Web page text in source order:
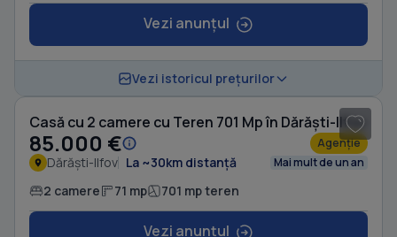
Vezi anunțul
Vezi istoricul prețurilor
Casă cu 2 camere cu Teren 701 Mp în Dărăști-Ilfov
85.000 € Agenție
Dărăști-Ilfov La ~30km distanță Mai mult de un an
2 camere 71 mp 701 mp teren
Vezi anunțul